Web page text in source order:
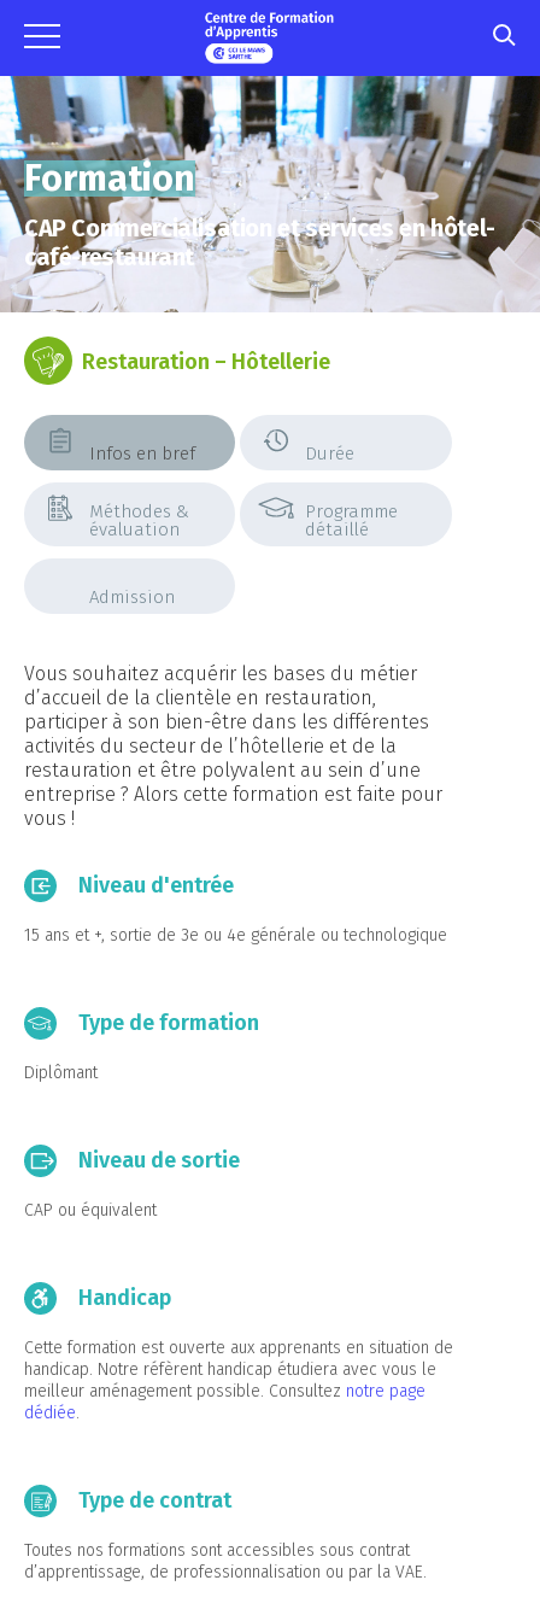
Formation
CAP Commercialisation et services en hôtel-
café-restaurant
Restauration – Hôtellerie
Infos en bref Durée
Méthodes &
évaluation
Programme
détaillé
Admission
Vous souhaitez acquérir les bases du métier
d’accueil de la clientèle en restauration,
participer à son bien-être dans les différentes
activités du secteur de l’hôtellerie et de la
restauration et être polyvalent au sein d’une
entreprise ? Alors cette formation est faite pour
vous !
Niveau d'entrée
15 ans et +, sortie de 3e ou 4e générale ou technologique
Type de formation
Diplômant
Niveau de sortie
CAP ou équivalent
Handicap
Cette formation est ouverte aux apprenants en situation de
handicap. Notre réfèrent handicap étudiera avec vous le
meilleur aménagement possible. Consultez notre page
dédiée.
Type de contrat
Toutes nos formations sont accessibles sous contrat
d’apprentissage, de professionnalisation ou par la VAE.